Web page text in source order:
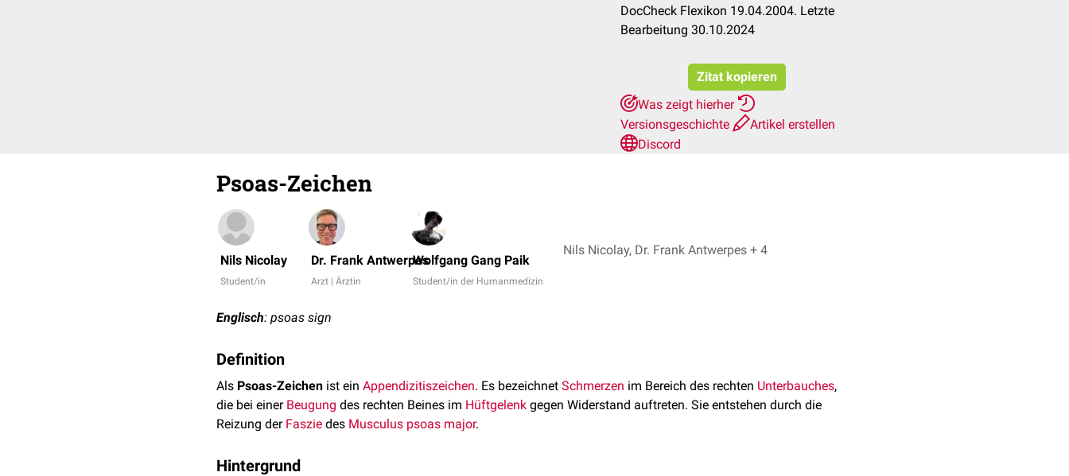
DocCheck Flexikon 19.04.2004. Letzte
Bearbeitung 30.10.2024
Zitat kopieren
Was zeigt hierher
Versionsgeschichte
Artikel erstellen
Discord
Psoas-Zeichen
Nils Nicolay
Student/in
Dr. Frank Antwerpes
Arzt | Ärztin
Wolfgang Gang Paik
Student/in der Humanmedizin
Nils Nicolay, Dr. Frank Antwerpes + 4
Englisch: psoas sign
Definition
Als Psoas-Zeichen ist ein Appendizitiszeichen. Es bezeichnet Schmerzen im Bereich des rechten Unterbauches,
die bei einer Beugung des rechten Beines im Hüftgelenk gegen Widerstand auftreten. Sie entstehen durch die
Reizung der Faszie des Musculus psoas major.
Hintergrund